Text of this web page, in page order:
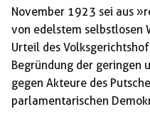
November 1923 sei aus
von edelstem selbstlosen
Urteil des
Begründung der geringen
gegen Akteure des
parlamentarischen